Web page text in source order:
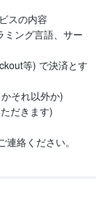
スの内容
ミング言語、サー
等) で決済とす
それ以外か)
だきます)
絡ください。